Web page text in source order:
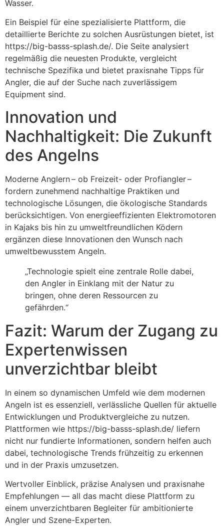
Wasser.
Ein Beispiel für eine spezialisierte Plattform, die
detaillierte Berichte zu solchen Ausrüstungen bietet, ist
https://big-basss-splash.de/. Die Seite analysiert
regelmäßig die neuesten Produkte, vergleicht
technische Spezifika und bietet praxisnahe Tipps für
Angler, die auf der Suche nach zuverlässigem
Equipment sind.
Innovation und
Nachhaltigkeit: Die Zukunft
des Angelns
Moderne Anglern – ob Freizeit- oder Profiangler –
fordern zunehmend nachhaltige Praktiken und
technologische Lösungen, die ökologische Standards
berücksichtigen. Von energieeffizienten Elektromotoren
in Kajaks bis hin zu umweltfreundlichen Ködern
ergänzen diese Innovationen den Wunsch nach
umweltbewusstem Angeln.
„Technologie spielt eine zentrale Rolle dabei,
den Angler in Einklang mit der Natur zu
bringen, ohne deren Ressourcen zu
gefährden.“
Fazit: Warum der Zugang zu
Expertenwissen
unverzichtbar bleibt
In einem so dynamischen Umfeld wie dem modernen
Angeln ist es essenziell, verlässliche Quellen für aktuelle
Entwicklungen und Produktvergleiche zu nutzen.
Plattformen wie https://big-basss-splash.de/ liefern
nicht nur fundierte Informationen, sondern helfen auch
dabei, technologische Trends frühzeitig zu erkennen
und in der Praxis umzusetzen.
Wertvoller Einblick, präzise Analysen und praxisnahe
Empfehlungen — all das macht diese Plattform zu
einem unverzichtbaren Begleiter für ambitionierte
Angler und Szene-Experten.